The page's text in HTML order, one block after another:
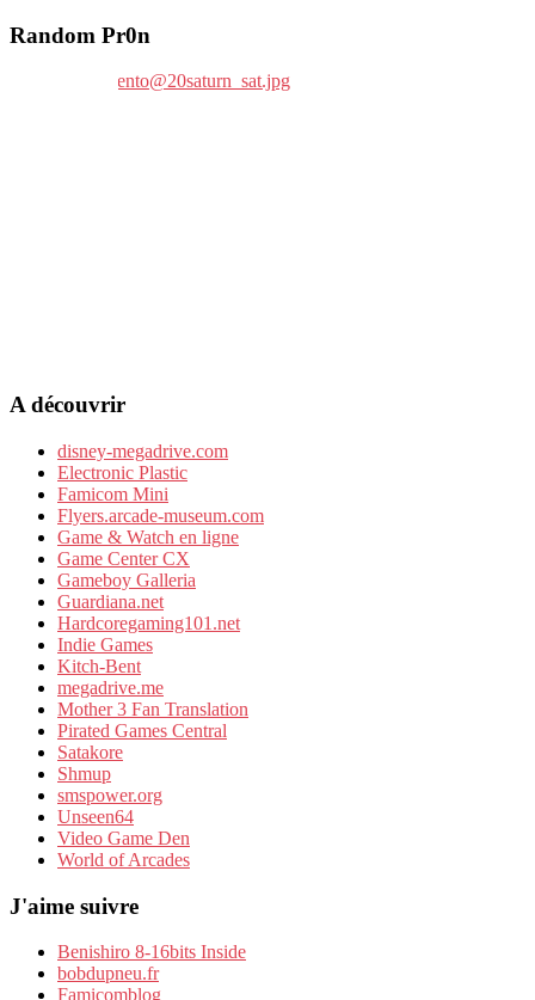
Random Pr0n
A découvrir
disney-megadrive.com
Electronic Plastic
Famicom Mini
Flyers.arcade-museum.com
Game & Watch en ligne
Game Center CX
Gameboy Galleria
Guardiana.net
Hardcoregaming101.net
Indie Games
Kitch-Bent
megadrive.me
Mother 3 Fan Translation
Pirated Games Central
Satakore
Shmup
smspower.org
Unseen64
Video Game Den
World of Arcades
J'aime suivre
Benishiro 8-16bits Inside
bobdupneu.fr
Famicomblog